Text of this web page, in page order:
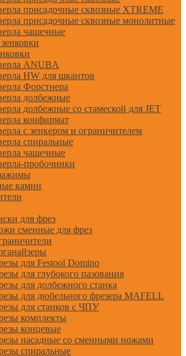
присадочные сквозные XTREME
присадочные сквозные монолитные
чашечные
ANUBA
HW для шкантов
Форстнера
долбежные
долбежные со стамеской для JET
конфирмат
с зенкером и ограничителем
спиральные
чашечные
пробочники
камни
для фрез
сменные для фрез
для Festool Domino
для глубокого пазования
для долбежного станка
для дюбельного фрезера MAFELL
для станков с ЧПУ
комплекты
концевые
насадные со сменными ножами
спиральные